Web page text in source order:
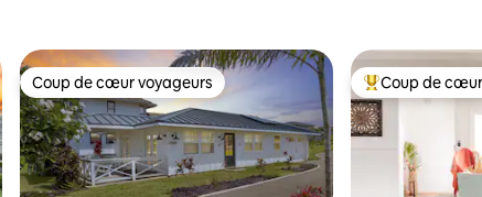
Coup de cœur voyageurs
Coup de cœur voyageurs Coups de cœur
Coup de